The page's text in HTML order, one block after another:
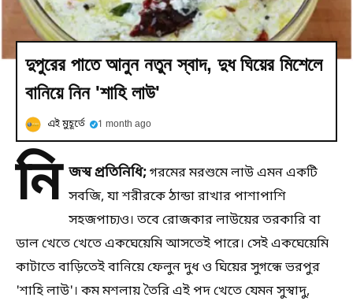
দুপুরের পাতে আনুন নতুন স্বাদ, দুধ ঘিয়ের মিশেলে
বানিয়ে নিন 'শাহি লাউ'
এই মুহূর্তে 1 month ago
নি জস্ব প্রতিনিধি;গরমের মরশুমে লাউ এমন একটি
সবজি, যা শরীরকে ঠান্ডা রাখার পাশাপাশি
সহজপাচ্যও। তবে রোজকার লাউয়ের তরকারি বা
ডাল খেতে খেতে একঘেয়েমি আসতেই পারে। সেই একঘেয়েমি
কাটাতে বাড়িতেই বানিয়ে ফেলুন দুধ ও ঘিয়ের সুগন্ধে ভরপুর
'শাহি লাউ'। কম মশলায় তৈরি এই পদ খেতে যেমন সুস্বাদু,